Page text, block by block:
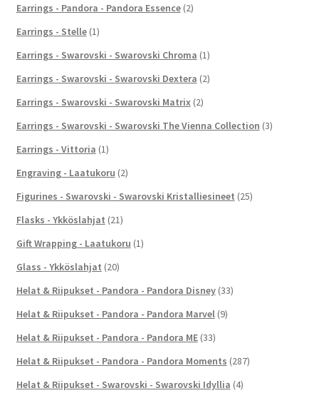
Earrings - Pandora - Pandora Essence (2)
Earrings - Stelle (1)
Earrings - Swarovski - Swarovski Chroma (1)
Earrings - Swarovski - Swarovski Dextera (2)
Earrings - Swarovski - Swarovski Matrix (2)
Earrings - Swarovski - Swarovski The Vienna Collection (3)
Earrings - Vittoria (1)
Engraving - Laatukoru (2)
Figurines - Swarovski - Swarovski Kristalliesineet (25)
Flasks - Ykköslahjat (21)
Gift Wrapping - Laatukoru (1)
Glass - Ykköslahjat (20)
Helat & Riipukset - Pandora - Pandora Disney (33)
Helat & Riipukset - Pandora - Pandora Marvel (9)
Helat & Riipukset - Pandora - Pandora ME (33)
Helat & Riipukset - Pandora - Pandora Moments (287)
Helat & Riipukset - Swarovski - Swarovski Idyllia (4)